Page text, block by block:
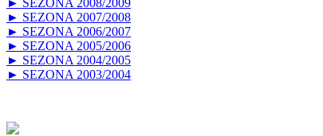
► SEZONA 2007/2008
► SEZONA 2006/2007
► SEZONA 2005/2006
► SEZONA 2004/2005
► SEZONA 2003/2004